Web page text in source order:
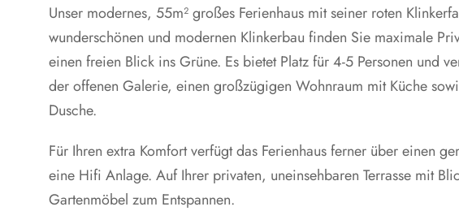
Unser modernes, 55m² großes Ferienhaus mit seiner roten
wunderschönen und modernen Klinkerbau finden Sie maximale
einen freien Blick ins Grüne. Es bietet Platz für 4-5 Personen und
der offenen Galerie, einen großzügigen Wohnraum mit Küche
Dusche.
Für Ihren extra Komfort verfügt das Ferienhaus ferner über einen
eine Hifi Anlage. Auf Ihrer privaten, uneinsehbaren Terrasse mit
Gartenmöbel zum Entspannen.